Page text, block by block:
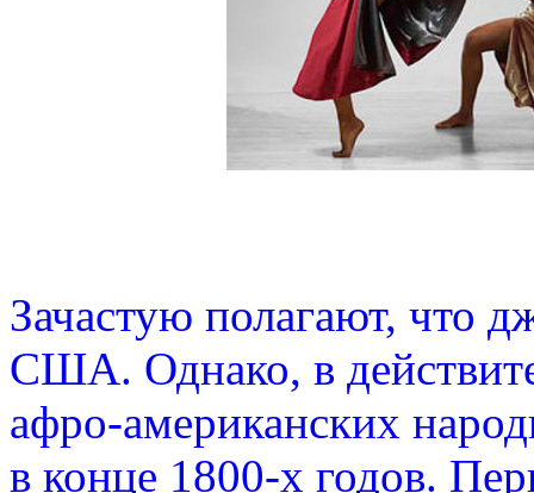
Зачастую полагают, что
США. Однако, в
афро-американских
в конце 1800-х годов.